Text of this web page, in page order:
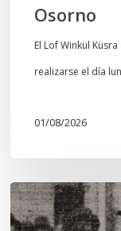
Osorno
El Lof Winkül
realizarse el día
01/08/2026
Chawrakawin:
Palimpsesto